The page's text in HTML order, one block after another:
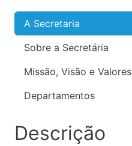
A Secretaria
Sobre a Secretária
Missão, Visão e Valores
Departamentos
Descrição